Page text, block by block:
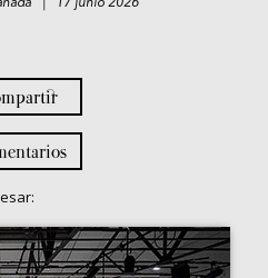
| 17 junio 2026